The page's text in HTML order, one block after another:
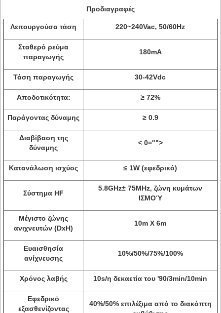
Προδιαγραφές
Λειτουργούσα τάση 220~240Vac, 50/60Hz
Σταθερό ρεύμα
παραγωγής
180mA
Τάση παραγωγής 30-42Vdc
Αποδοτικότητα: ≥ 72%
Παράγοντας δύναμης ≥ 0.9
Διαβίβαση της
δύναμης
< 0="">
Κατανάλωση ισχύος ≤ 1W (εφεδρικό)
Σύστημα HF
5.8GHz± 75MHz, ζώνη κυμάτων
ΙΣΜΟΎ
Μέγιστο ζώνης
ανιχνευτών (DxH)
10m Χ 6m
Ευαισθησία
ανίχνευσης
10%/50%/75%/100%
Χρόνος λαβής 10s/η δεκαετία του '90/3min/10min
Εφεδρικό
εξασθενίζοντας
40%/50% επιλέξιμα από το διακόπτη